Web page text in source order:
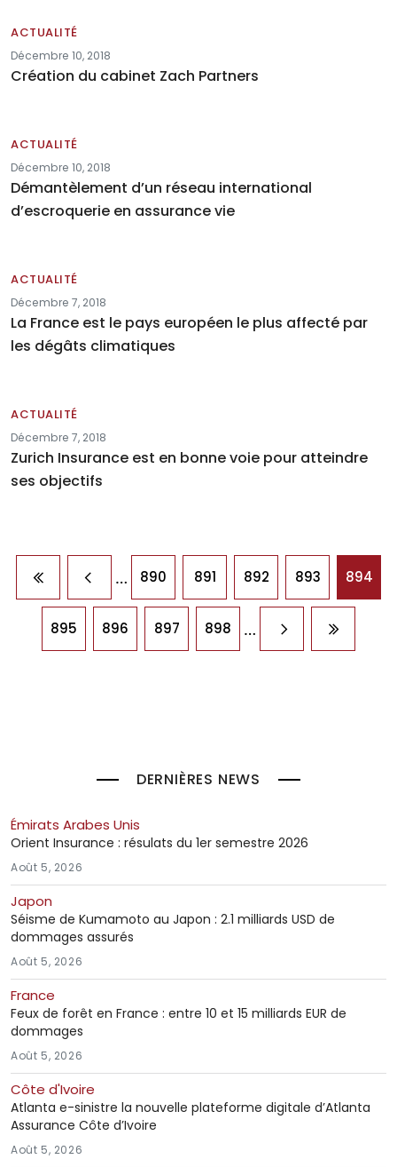
ACTUALITÉ
Décembre 10, 2018
Création du cabinet Zach Partners
ACTUALITÉ
Décembre 10, 2018
Démantèlement d’un réseau international
d’escroquerie en assurance vie
ACTUALITÉ
Décembre 7, 2018
La France est le pays européen le plus affecté par
les dégâts climatiques
ACTUALITÉ
Décembre 7, 2018
Zurich Insurance est en bonne voie pour atteindre
ses objectifs
Pagination
Première page
Page précédente
… 890 891 892 893 894
895 896 897 898 … Page suivante
Dernière
DERNIÈRES NEWS
Émirats Arabes Unis
Orient Insurance : résulats du 1er semestre 2026
Août 5, 2026
Japon
Séisme de Kumamoto au Japon : 2.1 milliards USD de
dommages assurés
Août 5, 2026
France
Feux de forêt en France : entre 10 et 15 milliards EUR de
dommages
Août 5, 2026
Côte d'Ivoire
Atlanta e-sinistre la nouvelle plateforme digitale d’Atlanta
Assurance Côte d’Ivoire
Août 5, 2026